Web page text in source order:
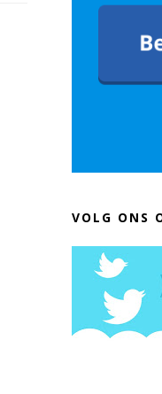
VOLG ONS